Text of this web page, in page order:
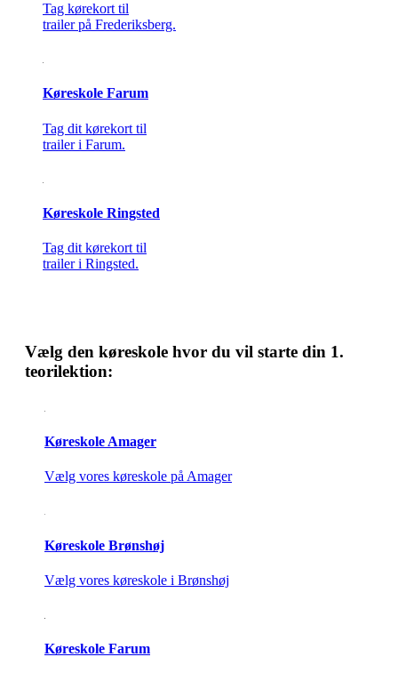
Tag kørekort til
trailer på Frederiksberg.
Køreskole Farum
Tag dit kørekort til
trailer i Farum.
Køreskole Ringsted
Tag dit kørekort til
trailer i Ringsted.
Vælg den køreskole hvor du vil starte din 1.
teorilektion:
Køreskole Amager
Vælg vores køreskole på Amager
Køreskole Brønshøj
Vælg vores køreskole i Brønshøj
Køreskole Farum